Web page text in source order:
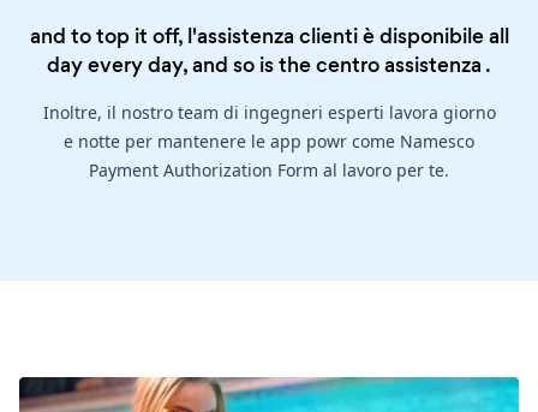
and to top it off, l'assistenza clienti è disponibile all
day every day, and so is thecentro assistenza .
Inoltre, il nostro team di ingegneri esperti lavora giorno
e notte per mantenere le app powr come Namesco
Payment Authorization Form al lavoro per te.